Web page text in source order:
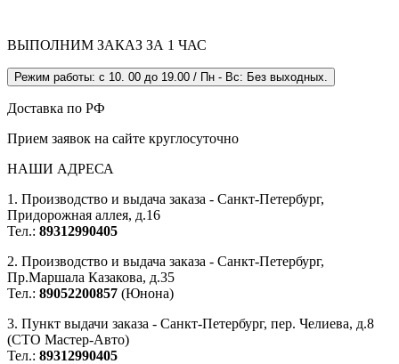
ВЫПОЛНИМ ЗАКАЗ ЗА 1 ЧАС
Режим работы: с 10. 00 до 19.00 / Пн - Вс: Без выходных.
Доставка по РФ
Прием заявок на сайте круглосуточно
НАШИ АДРЕСА
1. Производство и выдача заказа - Санкт-Петербург,
Придорожная аллея, д.16
Тел.: 89312990405
2. Производство и выдача заказа - Санкт-Петербург,
Пр.Маршала Казакова, д.35
Тел.: 89052200857 (Юнона)
3. Пункт выдачи заказа - Санкт-Петербург, пер. Челиева, д.8
(СТО Мастер-Авто)
Тел.: 89312990405